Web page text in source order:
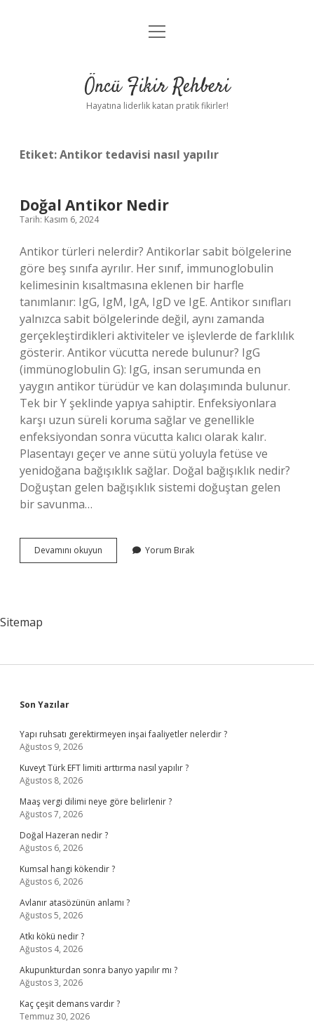
Anasayfa
Yasal Uyarı
menüyü
Öncü Fikir Rehberi
Hayatına liderlik katan pratik fikirler!
Etiket:Antikor tedavisi nasıl yapılır
Doğal Antikor Nedir
Tarih: Kasım 6, 2024
Antikor türleri nelerdir? Antikorlar sabit bölgelerine
göre beş sınıfa ayrılır. Her sınıf, immunoglobulin
kelimesinin kısaltmasına eklenen bir harfle
tanımlanır: IgG, IgM, IgA, IgD ve IgE. Antikor sınıfları
yalnızca sabit bölgelerinde değil, aynı zamanda
gerçekleştirdikleri aktiviteler ve işlevlerde de farklılık
gösterir. Antikor vücutta nerede bulunur? IgG
(immünoglobulin G): IgG, insan serumunda en
yaygın antikor türüdür ve kan dolaşımında bulunur.
Tek bir Y şeklinde yapıya sahiptir. Enfeksiyonlara
karşı uzun süreli koruma sağlar ve genellikle
enfeksiyondan sonra vücutta kalıcı olarak kalır.
Plasentayı geçer ve anne sütü yoluyla fetüse ve
yenidoğana bağışıklık sağlar. Doğal bağışıklık nedir?
Doğuştan gelen bağışıklık sistemi doğuştan gelen
bir savunma…
Devamını okuyun
Antikor
Yorum Bırak
Sitemap
Sidebar
Son Yazılar
Yapı ruhsatı gerektirmeyen inşai faaliyetler nelerdir ?
Ağustos 9, 2026
Kuveyt Türk EFT limiti arttırma nasıl yapılır ?
Ağustos 8, 2026
Maaş vergi dilimi neye göre belirlenir ?
Ağustos 7, 2026
Doğal Hazeran nedir ?
Ağustos 6, 2026
Kumsal hangi kökendir ?
Ağustos 6, 2026
Avlanır atasözünün anlamı ?
Ağustos 5, 2026
Atkı kökü nedir ?
Ağustos 4, 2026
Akupunkturdan sonra banyo yapılır mı ?
Ağustos 3, 2026
Kaç çeşit demans vardır ?
Temmuz 30, 2026